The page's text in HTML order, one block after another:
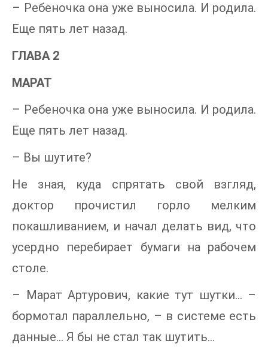
– Ребеночка она уже выносила. И родила.
Еще пять лет назад.
ГЛАВА 2
МАРАТ
– Ребеночка она уже выносила. И родила.
Еще пять лет назад.
– Вы шутите?
Не зная, куда спрятать свой взгляд,
доктор прочистил горло мелким
покашливанием, и начал делать вид, что
усердно перебирает бумаги на рабочем
столе.
– Марат Артурович, какие тут шутки… –
бормотал параллельно, – в системе есть
данные… Я бы не стал так шутить…